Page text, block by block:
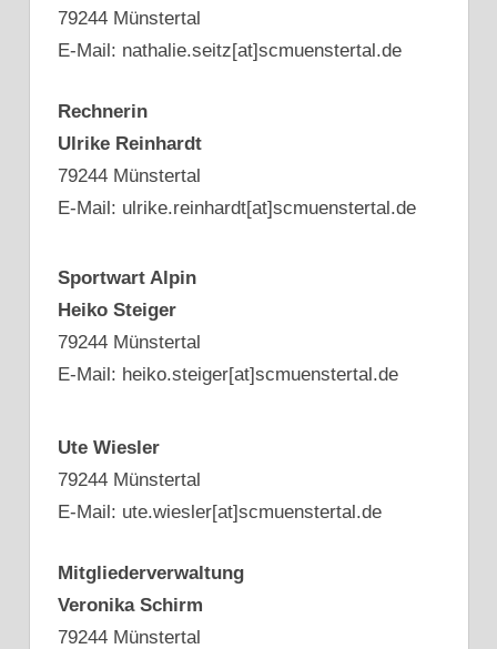
79244 Münstertal
E-Mail: nathalie.seitz[at]scmuenstertal.de
Rechnerin
Ulrike Reinhardt
79244 Münstertal
E-Mail: ulrike.reinhardt[at]scmuenstertal.de
Sportwart Alpin
Heiko Steiger
79244 Münstertal
E-Mail: heiko.steiger[at]scmuenstertal.de
Ute Wiesler
79244 Münstertal
E-Mail: ute.wiesler[at]scmuenstertal.de
Mitgliederverwaltung
Veronika Schirm
79244 Münstertal